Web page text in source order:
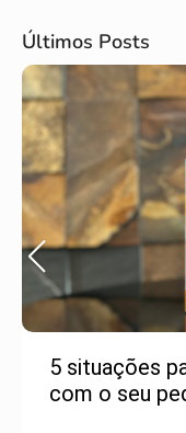
Últimos Posts
para usar o
o seu pequeno